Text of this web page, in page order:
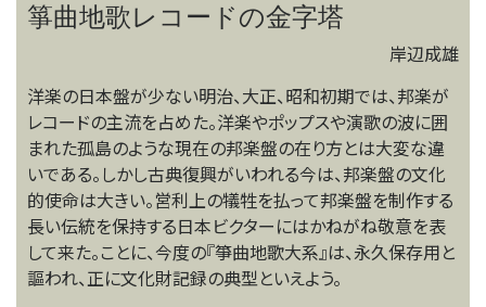
箏曲地歌レコードの金字塔
岸辺成雄
洋楽の日本盤が少ない明治、大正、昭和初期では、邦楽が
レコードの主流を占めた。洋楽やポップスや演歌の波に囲
まれた孤島のような現在の邦楽盤の在り方とは大変な違
いである。しかし古典復興がいわれる今は、邦楽盤の文化
的使命は大きい。営利上の犠牲を払って邦楽盤を制作する
長い伝統を保持する日本ビクターにはかねがね敬意を表
して来た。ことに、今度の『箏曲地歌大系』は、永久保存用と
謳われ、正に文化財記録の典型といえよう。